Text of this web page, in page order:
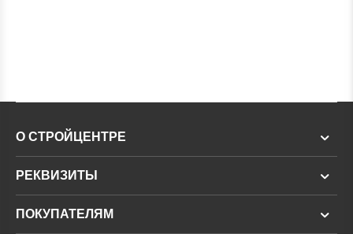
О СТРОЙЦЕНТРЕ
РЕКВИЗИТЫ
ПОКУПАТЕЛЯМ